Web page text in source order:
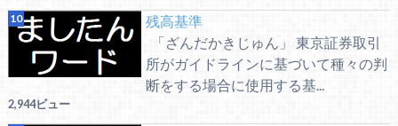
残高基準
「ざんだかきじゅん」 東京証券取引
所がガイドラインに基づいて種々の判
断をする場合に使用する基...
2,944ビュー